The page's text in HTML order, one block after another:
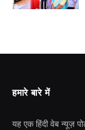
हमारे बारे में
यह एक हिंदी वेब न्यूज़